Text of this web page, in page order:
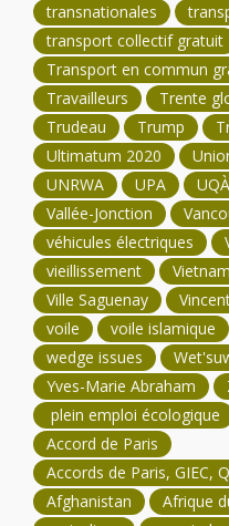
transnationales
transport collectif gratuit
Transport en commun
Travailleurs
Trente
Trudeau
Trump
Ultimatum 2020
UNRWA
UPA
Vallée-Jonction
véhicules électriques
vieillissement
Vietnam
Ville Saguenay
voile
voile islamique
wedge issues
Yves-Marie Abraham
plein emploi écologique
Accord de Paris
Accords de Paris, GIEC,
Afghanistan
Afrique